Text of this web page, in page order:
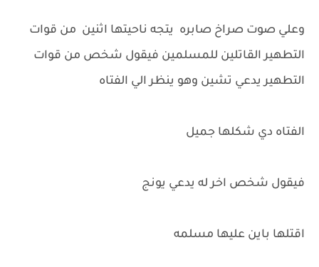
وعلي صوت صراخ صابره يتجه ناحيتها اثنين من قوات
التطهير القاتلين للمسلمين فيقول شخص من قوات
التطهير يدعي تشين وهو ينظر الي الفتاه
الفتاه دي شكلها جميل
فيقول شخص اخر له يدعي يونج
اقتلها باين عليها مسلمه